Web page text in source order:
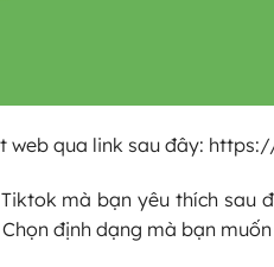
web qua link sau đây:
mà bạn yêu thích sau
định dạng mà bạn